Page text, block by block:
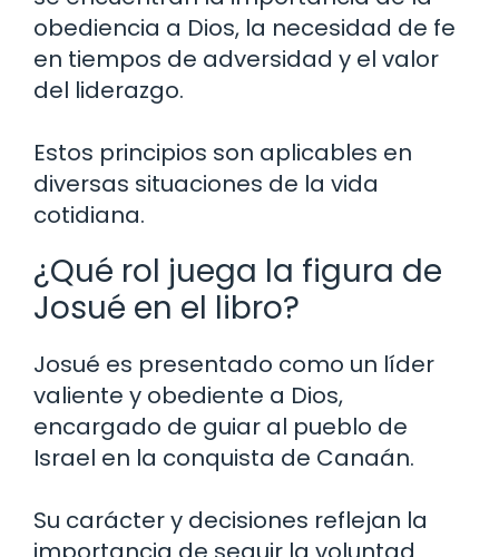
obediencia a Dios, la necesidad de fe
en tiempos de adversidad y el valor
del liderazgo.
Estos principios son aplicables en
diversas situaciones de la vida
cotidiana.
¿Qué rol juega la figura de
Josué en el libro?
Josué es presentado como un líder
valiente y obediente a Dios,
encargado de guiar al pueblo de
Israel en la conquista de Canaán.
Su carácter y decisiones reflejan la